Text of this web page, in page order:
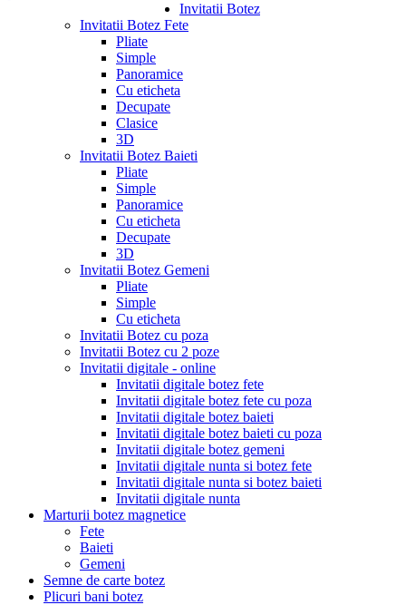
Invitatii Botez
Invitatii Botez Fete
Pliate
Simple
Panoramice
Cu eticheta
Decupate
Clasice
3D
Invitatii Botez Baieti
Pliate
Simple
Panoramice
Cu eticheta
Decupate
3D
Invitatii Botez Gemeni
Pliate
Simple
Cu eticheta
Invitatii Botez cu poza
Invitatii Botez cu 2 poze
Invitatii digitale - online
Invitatii digitale botez fete
Invitatii digitale botez fete cu poza
Invitatii digitale botez baieti
Invitatii digitale botez baieti cu poza
Invitatii digitale botez gemeni
Invitatii digitale nunta si botez fete
Invitatii digitale nunta si botez baieti
Invitatii digitale nunta
Marturii botez magnetice
Fete
Baieti
Gemeni
Semne de carte botez
Plicuri bani botez